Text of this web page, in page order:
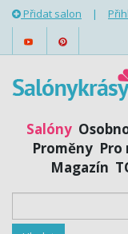
Přidat salon |
Salóny
Proměny Pro
Magazín